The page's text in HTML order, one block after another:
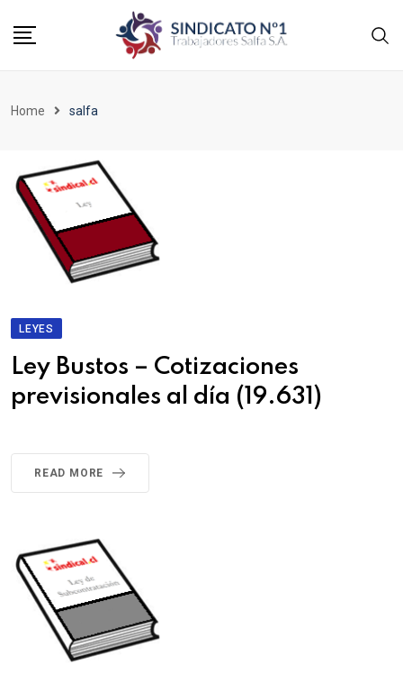
Home salfa
LEYES
Ley Bustos – Cotizaciones
previsionales al día (19.631)
READ MORE